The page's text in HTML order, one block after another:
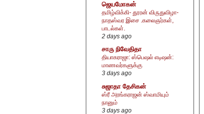
ஜெயமோகன்
தமிழ்விக்கி- தூரன் விருதுவிழா-
நாதஸ்வர இசை .கலைஞர்கள்,
பாடல்கள்.
2 days ago
சாரு நிவேதிதா
தியாகராஜா: ஸ்பெஷல் எடிஷன்:
மாணவர்களுக்கு
3 days ago
சுஜாதா தேசிகன்
ஸ்ரீ அரங்கராஜன் ஸ்வாமியும்
நானும்
3 days ago